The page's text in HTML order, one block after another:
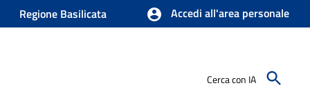
Regione Basilicata Accedi all'area personale
Cerca con IA